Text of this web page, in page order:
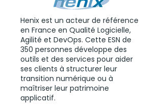
Henix est un acteur de référence
en France en Qualité Logicielle,
Agilité et DevOps. Cette ESN de
350 personnes développe des
outils et des services pour aider
ses clients à structurer leur
transition numérique ou à
maîtriser leur patrimoine
applicatif.